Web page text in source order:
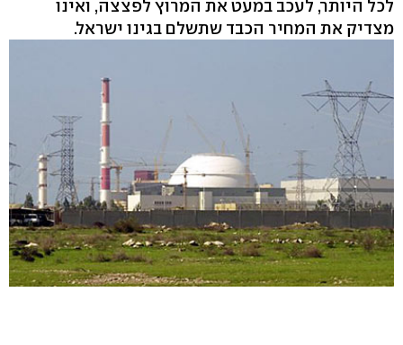
לכל היותר, לעכב במעט את המרוץ לפצצה, ואינו
מצדיק את המחיר הכבד שתשלם בגינו ישראל.